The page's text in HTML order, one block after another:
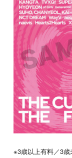
※3歳以上有料／3歳